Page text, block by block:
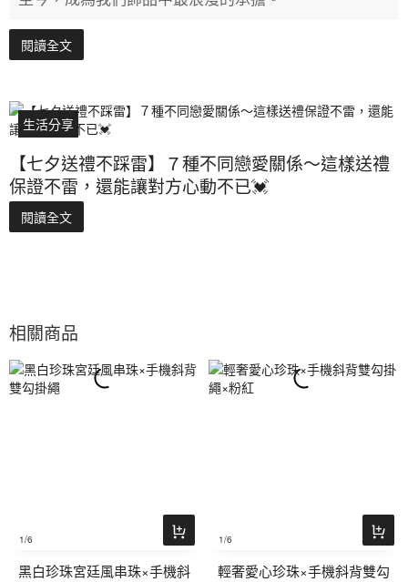
閱讀全文
生活分享
【七夕送禮不踩雷】７種不同戀愛關係～這樣送禮
保證不雷，還能讓對方心動不已💓
閱讀全文
相關商品
1/6
黑白珍珠宮廷風串珠×手機斜
1/6
輕奢愛心珍珠×手機斜背雙勾